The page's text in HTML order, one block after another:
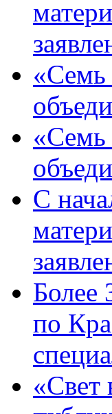
«Семь
«Семь
С
Более
по
«Свет